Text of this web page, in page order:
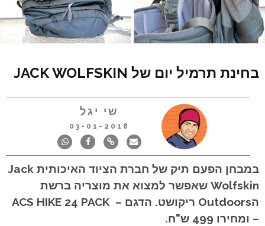
בחינת תרמיל יום של JACK WOLFSKIN
שי יגל
03-01-2018
במבחן הפעם תיק של חברת הציוד האיכותית Jack
Wolfskin שאפשר למצוא את מוצריה ברשת
הOutdoors ריקושט. הדגם – ACS HIKE 24 PACK
– ומחירו 499 ש"ח.